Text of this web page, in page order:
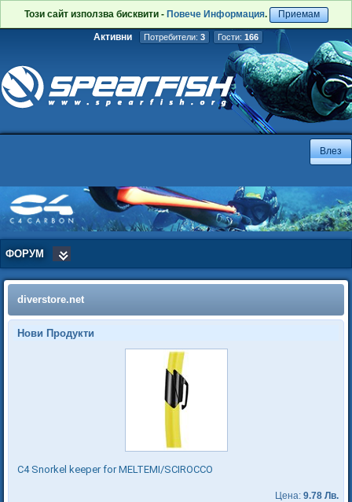
Този сайт използва бисквити - Повече Информация. Приемам
Активни Потребители: 3 Гости: 166
ФОРУМ
diverstore.net
Нови Продукти
C4 Snorkel keeper for MELTEMI/SCIROCCO
Цена: 9.78 Лв.